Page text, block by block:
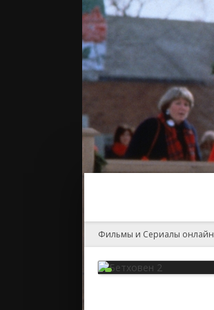
Фильмы и Сериалы онлайн